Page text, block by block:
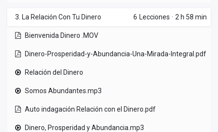
3. La Relación Con Tu Dinero 6 Lecciones · 2 h 58 min
Bienvenida Dinero .MOV
Dinero-Prosperidad-y-Abundancia-Una-Mirada-Integral.pdf
Relación del Dinero
Somos Abundantes.mp3
Auto indagación Relación con el Dinero.pdf
Dinero, Prosperidad y Abundancia.mp3